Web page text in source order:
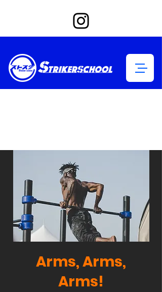
Arms, Arms,
Arms!